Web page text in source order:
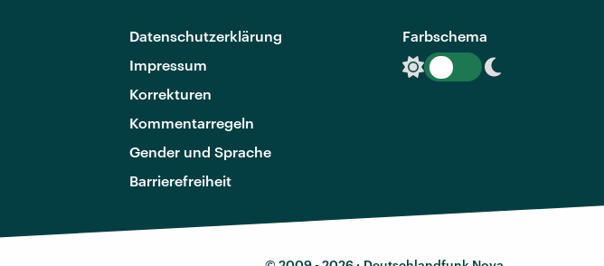
Datenschutzerklärung
Impressum
Korrekturen
Kommentarregeln
Gender und Sprache
Barrierefreiheit
Farbschema